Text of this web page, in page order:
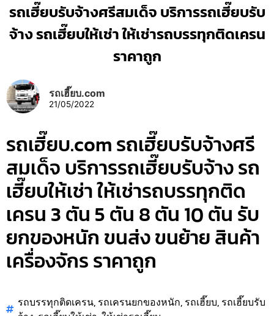
รถเฮี๊ยบรับจ้างศรีสมเด็จ บริการรถเฮี๊ยบรับ
จ้าง รถเฮี๊ยบให้เช่า ให้เช่ารถบรรทุกติดเครน
ราคาถูก
รถเฮี๊ยบ.com
21/05/2022
รถเฮี๊ยบ.com รถเฮี๊ยบรับจ้างศรี
สมเด็จ บริการรถเฮี๊ยบรับจ้าง รถ
เฮี๊ยบให้เช่า ให้เช่ารถบรรทุกติด
เครน 3 ตัน 5 ตัน 8 ตัน 10 ตัน รับ
ยกของหนัก ขนส่ง ขนย้าย สินค้า
เครื่องจักร ราคาถูก
รถบรรทุกติดเครน, รถเครนยกของหนัก, รถเฮี๊ยบ, รถเฮี๊ยบรับ